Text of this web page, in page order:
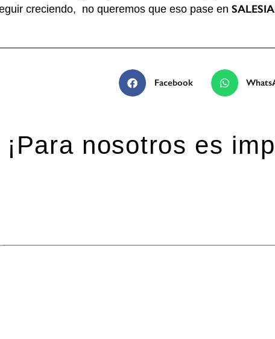
creciendo, no queremos que eso pase en
Facebook
¡Para nosotros es